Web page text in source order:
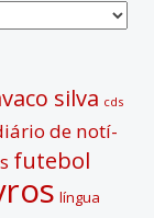
silva cds
de notí­
futebol
lí­ngua